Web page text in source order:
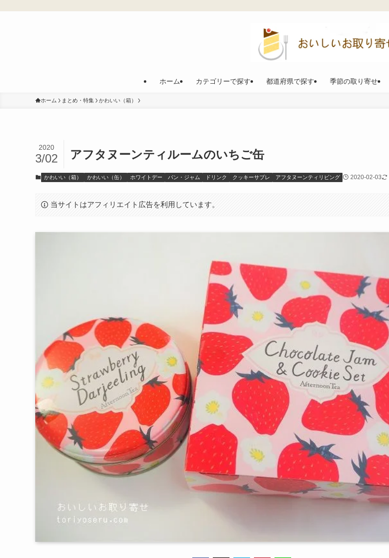
ホーム カテゴリーで探す 都道府県で探す 季節の取り寄せ
ホーム まとめ・特集 かわいい（箱）
アフタヌーンティルームのいちご缶
2020
3/02
かわいい（箱） かわいい（缶） ホワイトデー パン・ジャム ドリンク クッキーサブレ アフタヌーンティリビング 2020-02-03
当サイトはアフィリエイト広告を利用しています。